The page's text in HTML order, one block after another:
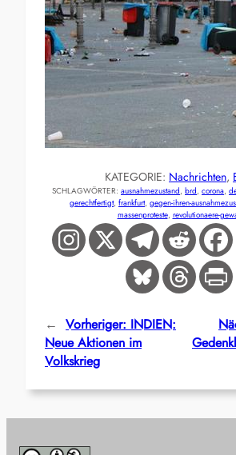
KATEGORIE: Nachrichten,
SCHLAGWÖRTER: ausnahmezustand, brd, corona,
gerechtfertigt, frankfurt, gegen-ihren-
massenproteste, revolutionaere-
← Vorheriger: INDIEN:
Neue Aktionen im
Volkskrieg